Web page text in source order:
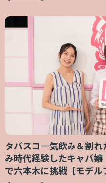
タバスコ一気飲み＆割
み時代経験したキャバ
で六本木に挑戦【モデル